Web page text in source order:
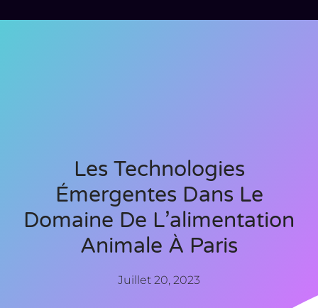
Les Technologies
Émergentes Dans Le
Domaine De L’alimentation
Animale À Paris
Juillet 20, 2023